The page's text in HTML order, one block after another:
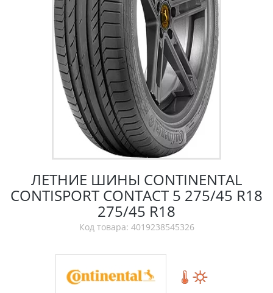
ЛЕТНИЕ ШИНЫ CONTINENTAL
CONTISPORT CONTACT 5 275/45 R18
275/45 R18
Код товара: 4019238545326